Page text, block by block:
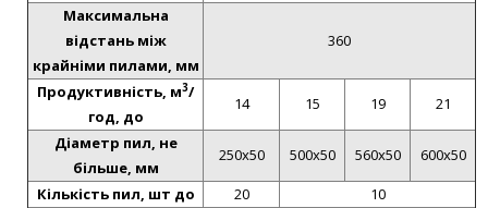
Максимальна
відстань між
крайніми пилами, мм
360
Продуктивність, м3/
год, до
14 15 19
21
Діаметр пил, не
більше, мм
250х50 500х50 560х50
600х50
Кількість пил, шт до
20
10